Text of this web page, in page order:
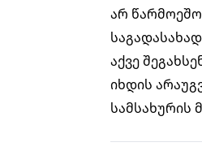
არ
აქვე
იხდის
სამსახურის